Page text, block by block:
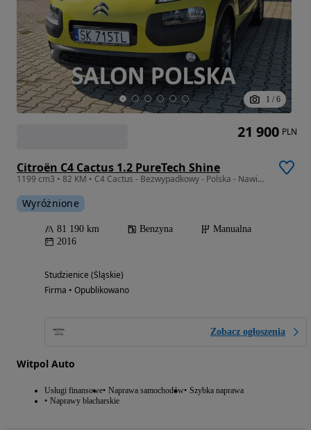
1 / 6
Citroën C4 Cactus 1.2 PureTech Shine
1199 cm3 • 82 KM • C4 Cactus - Bezwypadkowy - Polska - Nawigacja
Wyróżnione
81 190 km Benzyna
Manualna
2016
Studzienice (Śląskie)
Firma • Opublikowano
Zobacz ogłoszenia
Witpol Auto
Usługi finansowe Naprawa samochodów Szybka naprawa
Naprawy blacharskie
21 900 PLN